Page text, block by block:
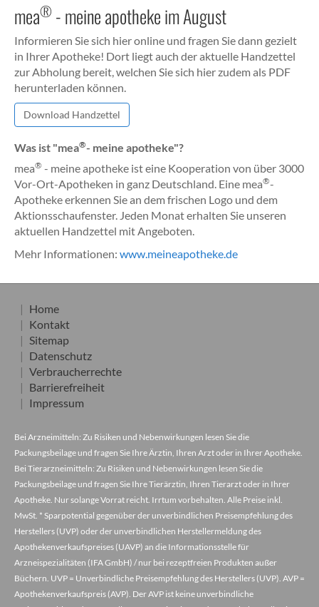
mea® - meine apotheke im August
Informieren Sie sich hier online und fragen Sie dann gezielt
in Ihrer Apotheke! Dort liegt auch der aktuelle Handzettel
zur Abholung bereit, welchen Sie sich hier zudem als PDF
herunterladen können.
Download Handzettel
Was ist "mea®- meine apotheke"?
mea® - meine apotheke ist eine Kooperation von über 3000
Vor-Ort-Apotheken in ganz Deutschland. Eine mea®-
Apotheke erkennen Sie an dem frischen Logo und dem
Aktionsschaufenster. Jeden Monat erhalten Sie unseren
aktuellen Handzettel mit Angeboten.
Mehr Informationen: www.meineapotheke.de
Home
Kontakt
Sitemap
Datenschutz
Verbraucherrechte
Barrierefreiheit
Impressum
Bei Arzneimitteln: Zu Risiken und Nebenwirkungen lesen Sie die
Packungsbeilage und fragen Sie Ihre Ärztin, Ihren Arzt oder in Ihrer Apotheke.
Bei Tierarzneimitteln: Zu Risiken und Nebenwirkungen lesen Sie die
Packungsbeilage und fragen Sie Ihre Tierärztin, Ihren Tierarzt oder in Ihrer
Apotheke. Nur solange Vorrat reicht. Irrtum vorbehalten. Alle Preise inkl.
MwSt. * Sparpotential gegenüber der unverbindlichen Preisempfehlung des
Herstellers (UVP) oder der unverbindlichen Herstellermeldung des
Apothekenverkaufspreises (UAVP) an die Informationsstelle für
Arzneispezialitäten (IFA GmbH) / nur bei rezeptfreien Produkten außer
Büchern. UVP = Unverbindliche Preisempfehlung des Herstellers (UVP). AVP =
Apothekenverkaufspreis (AVP). Der AVP ist keine unverbindliche